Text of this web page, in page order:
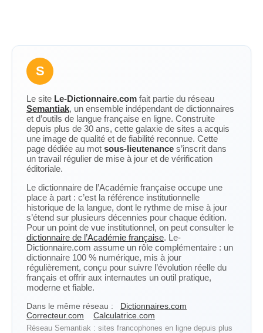
S
Le site Le-Dictionnaire.com fait partie du réseau
Semantiak, un ensemble indépendant de dictionnaires
et d’outils de langue française en ligne. Construite
depuis plus de 30 ans, cette galaxie de sites a acquis
une image de qualité et de fiabilité reconnue. Cette
page dédiée au mot sous-lieutenance s’inscrit dans
un travail régulier de mise à jour et de vérification
éditoriale.
Le dictionnaire de l’Académie française occupe une
place à part : c’est la référence institutionnelle
historique de la langue, dont le rythme de mise à jour
s’étend sur plusieurs décennies pour chaque édition.
Pour un point de vue institutionnel, on peut consulter le
dictionnaire de l’Académie française. Le-
Dictionnaire.com assume un rôle complémentaire : un
dictionnaire 100 % numérique, mis à jour
régulièrement, conçu pour suivre l’évolution réelle du
français et offrir aux internautes un outil pratique,
moderne et fiable.
Dans le même réseau :
Dictionnaires.com
Correcteur.com
Calculatrice.com
Réseau Semantiak : sites francophones en ligne depuis plus